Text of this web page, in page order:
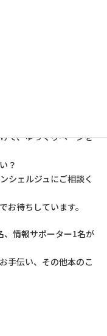
て、ゆっくりページを
？
シェルジュにご相談く
お待ちしています。
、情報サポーター1名が
手伝い、その他本のこ